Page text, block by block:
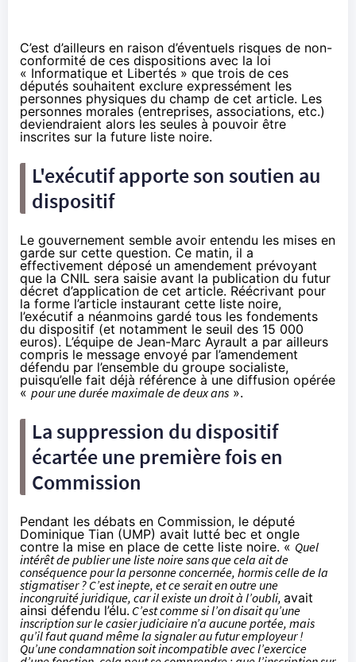
C’est d’ailleurs en raison d’éventuels risques de non-
conformité de ces dispositions avec la loi
« Informatique et Libertés » que trois de ces
députés souhaitent exclure expressément les
personnes physiques du champ de cet article. Les
personnes morales (entreprises, associations, etc.)
deviendraient alors les seules à pouvoir être
inscrites sur la future liste noire.
L'exécutif apporte son soutien au
dispositif
Le gouvernement semble avoir entendu les mises en
garde sur cette question. Ce matin, il a
effectivement déposé un amendement prévoyant
que la CNIL sera saisie avant la publication du futur
décret d’application de cet article. Réécrivant pour
la forme l’article instaurant cette liste noire,
l’exécutif a néanmoins gardé tous les fondements
du dispositif (et notamment le seuil des 15 000
euros). L’équipe de Jean-Marc Ayrault a par ailleurs
compris le message envoyé par l’amendement
défendu par l’ensemble du groupe socialiste,
puisqu’elle fait déjà référence à une diffusion opérée
« pour une durée maximale de deux ans ».
La suppression du dispositif
écartée une première fois en
Commission
Pendant les débats en Commission, le député
Dominique Tian (UMP) avait lutté bec et ongle
contre la mise en place de cette liste noire. « Quel
intérêt de publier une liste noire sans que cela ait de
conséquence pour la personne concernée, hormis celle de la
stigmatiser ? C’est inepte, et ce serait en outre une
incongruité juridique, car il existe un droit à l’oubli, avait
ainsi défendu l’élu. C’est comme si l’on disait qu’une
inscription sur le casier judiciaire n’a aucune portée, mais
qu’il faut quand même la signaler au futur employeur !
Qu’une condamnation soit incompatible avec l’exercice